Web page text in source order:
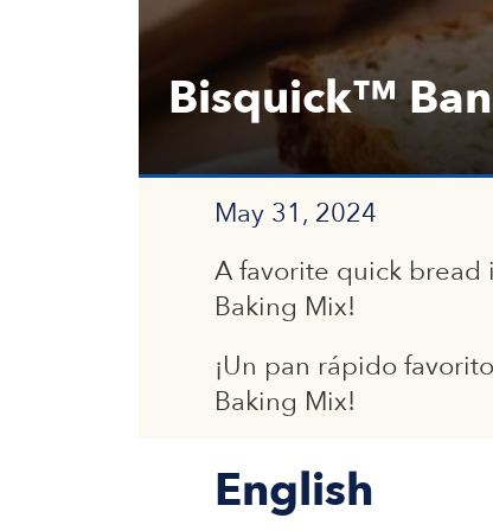
Bisquick™
May 31, 2024
A favorite quick bread
Baking Mix!
¡Un pan rápido
Baking Mix!
English